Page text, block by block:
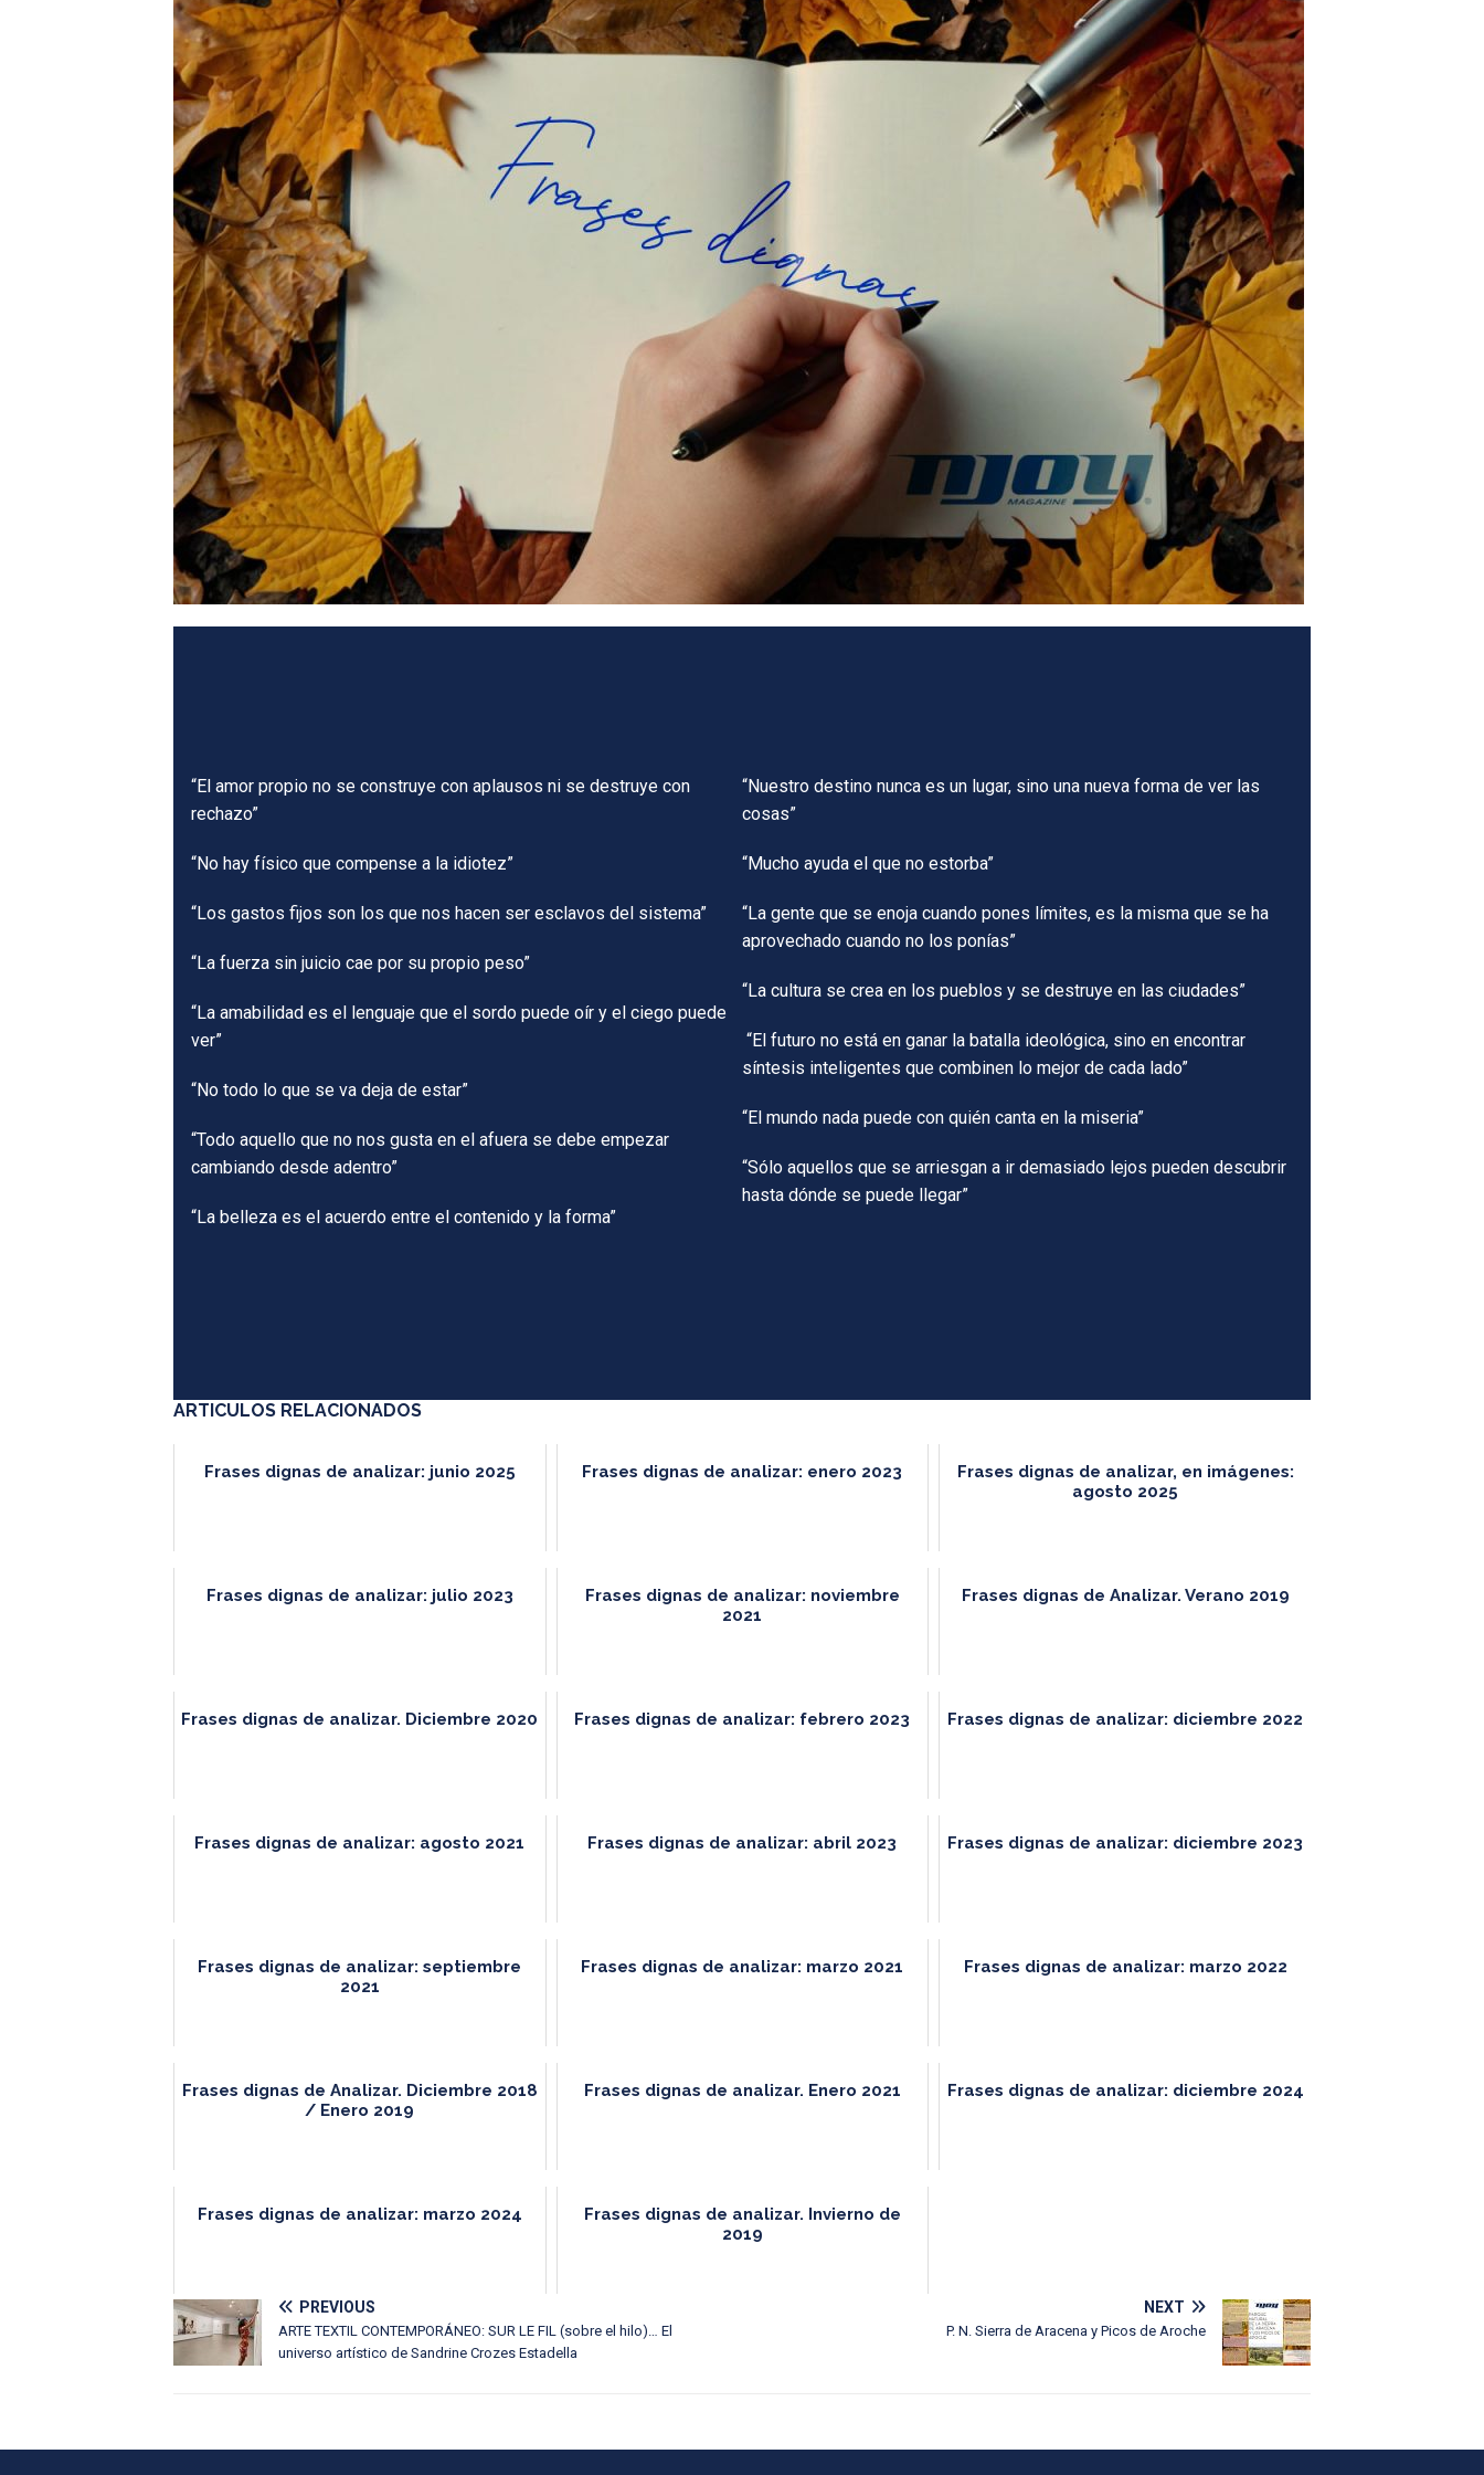
“El amor propio no se construye con aplausos ni se destruye con
rechazo”
“No hay físico que compense a la idiotez”
“Los gastos fijos son los que nos hacen ser esclavos del sistema”
“La fuerza sin juicio cae por su propio peso”
“La amabilidad es el lenguaje que el sordo puede oír y el ciego puede
ver”
“No todo lo que se va deja de estar”
“Todo aquello que no nos gusta en el afuera se debe empezar
cambiando desde adentro”
“La belleza es el acuerdo entre el contenido y la forma”
“Nuestro destino nunca es un lugar, sino una nueva forma de ver las
cosas”
“Mucho ayuda el que no estorba”
“La gente que se enoja cuando pones límites, es la misma que se ha
aprovechado cuando no los ponías”
“La cultura se crea en los pueblos y se destruye en las ciudades”
“El futuro no está en ganar la batalla ideológica, sino en encontrar
síntesis inteligentes que combinen lo mejor de cada lado”
“El mundo nada puede con quién canta en la miseria”
“Sólo aquellos que se arriesgan a ir demasiado lejos pueden descubrir
hasta dónde se puede llegar”
ARTICULOS RELACIONADOS
Frases dignas de analizar: junio 2025 Frases dignas de analizar: enero 2023
Frases dignas de analizar, en imágenes:
agosto 2025
Frases dignas de analizar: julio 2023
Frases dignas de analizar: noviembre
2021
Frases dignas de Analizar. Verano 2019
Frases dignas de analizar. Diciembre 2020 Frases dignas de analizar: febrero 2023 Frases dignas de analizar: diciembre 2022
Frases dignas de analizar: agosto 2021 Frases dignas de analizar: abril 2023 Frases dignas de analizar: diciembre 2023
Frases dignas de analizar: septiembre
2021
Frases dignas de analizar: marzo 2021 Frases dignas de analizar: marzo 2022
Frases dignas de Analizar. Diciembre 2018
/ Enero 2019
Frases dignas de analizar. Enero 2021 Frases dignas de analizar: diciembre 2024
Frases dignas de analizar: marzo 2024
Frases dignas de analizar. Invierno de
2019
PREVIOUS
ARTE TEXTIL CONTEMPORÁNEO: SUR LE FIL (sobre el hilo)… El
universo artístico de Sandrine Crozes Estadella
NEXT
P. N. Sierra de Aracena y Picos de Aroche